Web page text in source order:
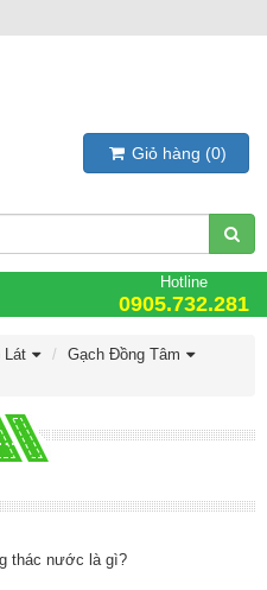
Giỏ hàng (0)
Hotline
0905.732.281
Lát
Gạch Đồng Tâm
GẠCH ĐỒNG TÂM 15X60CM
thác nước là gì?